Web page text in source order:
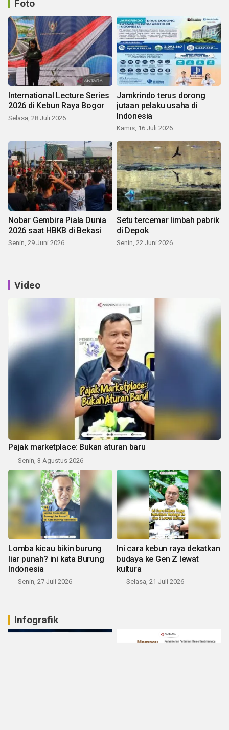
Foto
International Lecture Series
2026 di Kebun Raya Bogor
Selasa, 28 Juli 2026
Jamkrindo terus dorong
jutaan pelaku usaha di
Indonesia
Kamis, 16 Juli 2026
Nobar Gembira Piala Dunia
2026 saat HBKB di Bekasi
Senin, 29 Juni 2026
Setu tercemar limbah pabrik
di Depok
Senin, 22 Juni 2026
Video
Pajak marketplace: Bukan aturan baru
Senin, 3 Agustus 2026
Lomba kicau bikin burung
liar punah? ini kata Burung
Indonesia
Senin, 27 Juli 2026
Ini cara kebun raya dekatkan
budaya ke Gen Z lewat
kultura
Selasa, 21 Juli 2026
Infografik